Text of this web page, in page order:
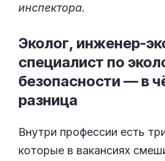
инспектора.
Эколог, инженер-
специалист по
безопасности — в
разница
Внутри профессии есть
которые в вакансиях